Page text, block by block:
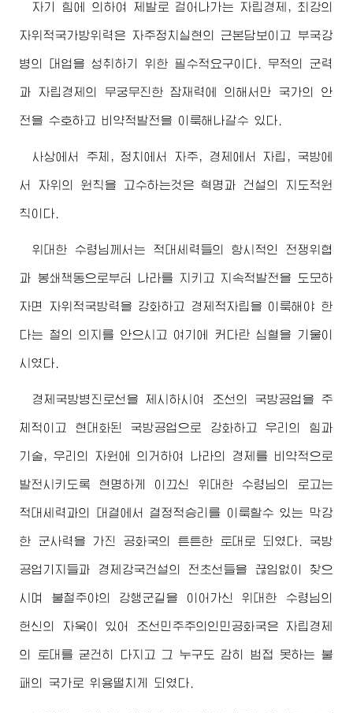
자기 힘에 의하여 제발로 걸어나가는 자립경제, 최강의
자위적국가방위력은 자주정치실현의 근본담보이고 부국강
병의 대업을 성취하기 위한 필수적요구이다. 무적의 군력
과 자립경제의 무궁무진한 잠재력에 의해서만 국가의 안
전을 수호하고 비약적발전을 이룩해나갈수 있다.
사상에서 주체, 정치에서 자주, 경제에서 자립, 국방에
서 자위의 원칙을 고수하는것은 혁명과 건설의 지도적원
칙이다.
위대한 수령님께서는 적대세력들의 항시적인 전쟁위협
과 봉쇄책동으로부터 나라를 지키고 지속적발전을 도모하
자면 자위적국방력을 강화하고 경제적자립을 이룩해야 한
다는 철의 의지를 안으시고 여기에 커다란 심혈을 기울이
시였다.
경제국방병진로선을 제시하시여 조선의 국방공업을 주
체적이고 현대화된 국방공업으로 강화하고 우리의 힘과
기술, 우리의 자원에 의거하여 나라의 경제를 비약적으로
발전시키도록 현명하게 이끄신 위대한 수령님의 로고는
적대세력과의 대결에서 결정적승리를 이룩할수 있는 막강
한 군사력을 가진 공화국의 튼튼한 토대로 되였다. 국방
공업기지들과 경제강국건설의 전초선들을 끊임없이 찾으
시며 불철주야의 강행군길을 이어가신위대한 수령님의
헌신의 자욱이 있어 조선민주주의인민공화국은 자립경제
의 토대를 굳건히 다지고 그 누구도 감히 범접 못하는 불
패의 국가로 위용떨치게 되였다.